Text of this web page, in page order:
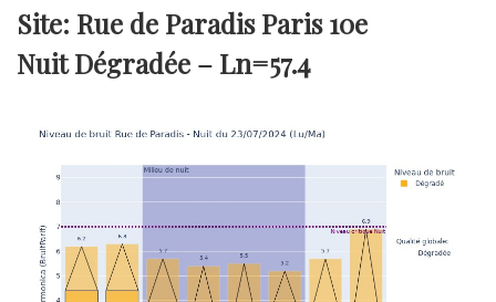
Site: Rue de Paradis Paris 10e
Nuit Dégradée – Ln=57.4